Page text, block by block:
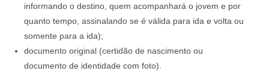
informando o destino, quem acompanhará o jovem e por
quanto tempo, assinalando se é válida para ida e volta ou
somente para a ida);
documento original (certidão de nascimento ou
documento de identidade com foto).